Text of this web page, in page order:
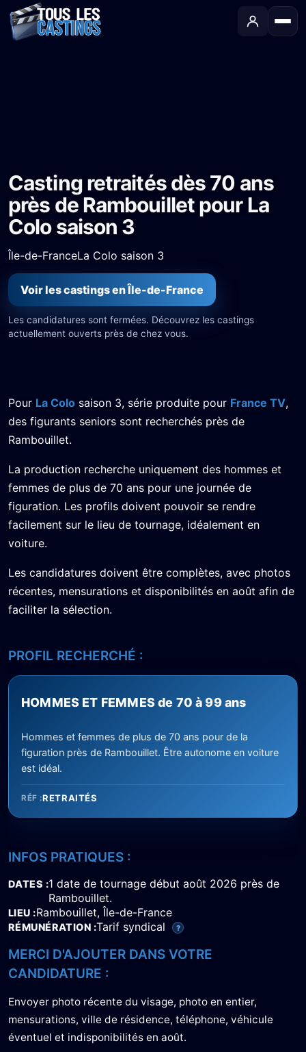
Casting retraités dès 70 ans
près de Rambouillet pour La
Colo saison 3
Île-de-FranceLa Colo saison 3
Voir les castings en Île-de-France
Les candidatures sont fermées. Découvrez les castings
actuellement ouverts près de chez vous.
Pour La Colo saison 3, série produite pour France TV,
des figurants seniors sont recherchés près de
Rambouillet.
La production recherche uniquement des hommes et
femmes de plus de 70 ans pour une journée de
figuration. Les profils doivent pouvoir se rendre
facilement sur le lieu de tournage, idéalement en
voiture.
Les candidatures doivent être complètes, avec photos
récentes, mensurations et disponibilités en août afin de
faciliter la sélection.
PROFIL RECHERCHÉ :
HOMMES ET FEMMES de 70 à 99 ans
Hommes et femmes de plus de 70 ans pour de la
figuration près de Rambouillet. Être autonome en voiture
est idéal.
RÉF :RETRAITÉS
INFOS PRATIQUES :
DATES 1 date de tournage début août 2026 près de
Rambouillet.
LIEU Rambouillet, Île-de-France
RÉMUNÉRATION Tarif syndical ?
MERCI D'AJOUTER DANS VOTRE
CANDIDATURE :
Envoyer photo récente du visage, photo en entier,
mensurations, ville de résidence, téléphone, véhicule
éventuel et indisponibilités en août.